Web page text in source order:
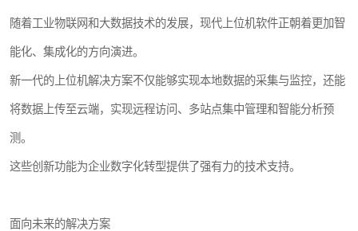
随着工业物联网和大数据技术的发展，现代上位机软件正朝着更加智
能化、集成化的方向演进。
新一代的上位机解决方案不仅能够实现本地数据的采集与监控，还能
将数据上传至云端，实现远程访问、多站点集中管理和智能分析预
测。
这些创新功能为企业数字化转型提供了强有力的技术支持。
面向未来的解决方案